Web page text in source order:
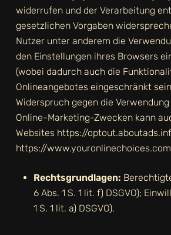
widerrufen und der Verarbeitung
gesetzlichen Vorgaben
Nutzer unter anderem die
den Einstellungen ihres Browsers
(wobei dadurch auch die
Onlineangebotes eingeschränkt
Widerspruch gegen die
Online-Marketing-Zwecken kann
Websites https://
https://
Rechtsgrundlagen:
6 Abs. 1 S. 1 lit. f) DSGVO);
1 S. 1 lit. a) DSGVO).